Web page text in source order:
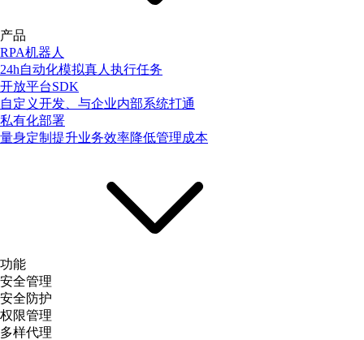
产品
RPA机器人
24h自动化模拟真人执行任务
开放平台SDK
自定义开发、与企业内部系统打通
私有化部署
量身定制提升业务效率降低管理成本
功能
安全管理
安全防护
权限管理
多样代理